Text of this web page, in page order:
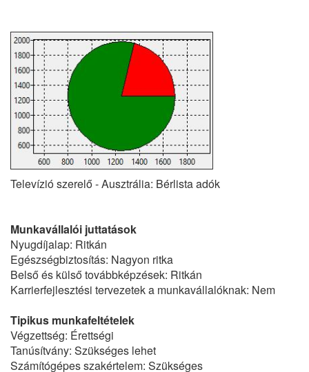
Televízió szerelő - Ausztrália: Bérlista adók
Munkavállalói juttatások
Nyugdíjalap: Ritkán
Egészségbiztosítás: Nagyon ritka
Belső és külső továbbképzések: Ritkán
Karrierfejlesztési tervezetek a munkavállalóknak: Nem
Tipikus munkafeltételek
Végzettség: Érettségi
Tanúsítvány: Szükséges lehet
Számítógépes szakértelem: Szükséges